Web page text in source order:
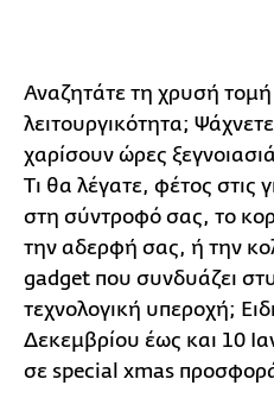
Αναζητάτε τη χρυσή
λειτουργικότητα;
χαρίσουν ώρες
Τι θα λέγατε, φέτος στις
στη σύντροφό σας, το
την αδερφή σας, ή την
gadget που συνδυάζει
τεχνολογική υπεροχή;
Δεκεμβρίου έως και 10
σε special xmas